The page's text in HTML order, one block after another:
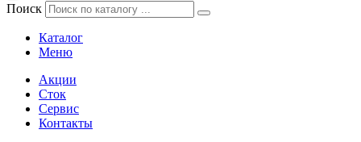
Поиск
Каталог
Меню
Акции
Сток
Сервис
Контакты